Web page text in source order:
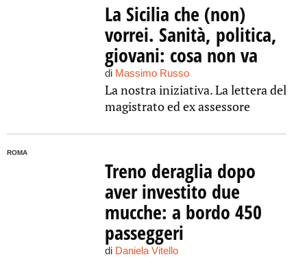
La Sicilia che (non)
vorrei. Sanità, politica,
giovani: cosa non va
di Massimo Russo
La nostra iniziativa. La lettera del
magistrato ed ex assessore
ROMA
Treno deraglia dopo
aver investito due
mucche: a bordo 450
passeggeri
di Daniela Vitello